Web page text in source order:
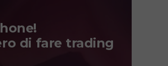
di fare trading